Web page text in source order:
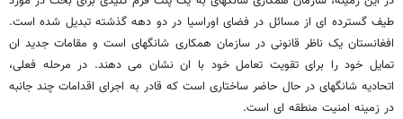
طیف گسترده ای از مسائل در فضای اوراسیا در دو دهه گذشته تبدیل شده است.
افغانستان یک ناظر قانونی در سازمان همکاری شانگهای است و مقامات جدید ان
تمایل خود را برای تقویت تعامل خود با ان نشان می دهند. در مرحله فعلی،
اتحادیه شانگهای در حال حاضر ساختاری است که قادر به اجرای اقدامات چند جانبه
در زمینه امنیت منطقه ای است.